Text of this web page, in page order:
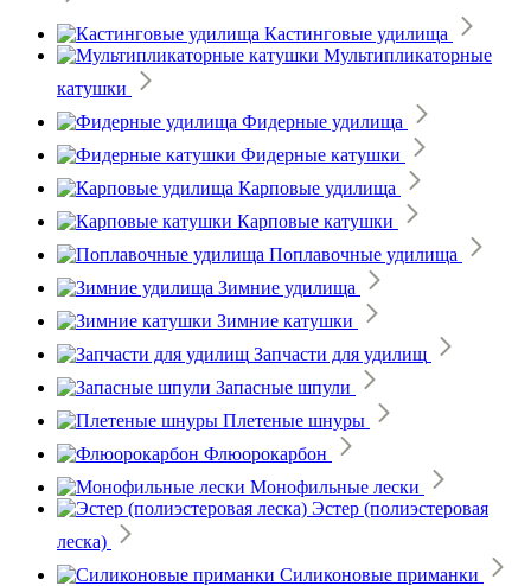
Кастинговые удилища
Мультипликаторные
катушки
Фидерные удилища
Фидерные катушки
Карповые удилища
Карповые катушки
Поплавочные удилища
Зимние удилища
Зимние катушки
Запчасти для удилищ
Запасные шпули
Плетеные шнуры
Флюорокарбон
Монофильные лески
Эстер (полиэстеровая
леска)
Силиконовые приманки